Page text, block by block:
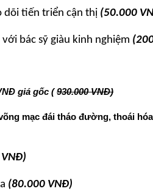
dõi tiến triển cận thị (50.000
bác sỹ giàu kinh nghiệm
giá gốc (930.000 VNĐ)
mạc đái tháo đường, thoái
(80.000 VNĐ)